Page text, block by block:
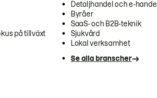
på tillväxt
Detaljhandel och e-handel
Byråer
SaaS- och B2B-teknik
Sjukvård
Lokal verksamhet
Se alla branscher